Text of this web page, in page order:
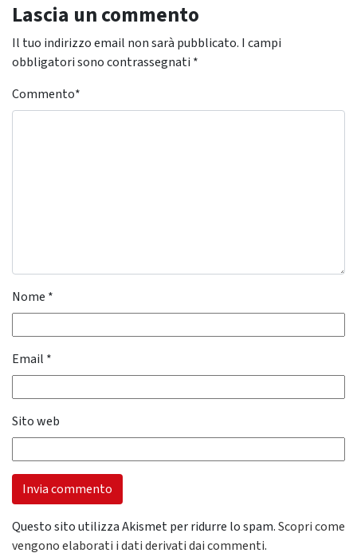
Lascia un commento
Il tuo indirizzo email non sarà pubblicato. I campi
obbligatori sono contrassegnati *
Commento*
Nome *
Email *
Sito web
Questo sito utilizza Akismet per ridurre lo spam.Scopri come
vengono elaborati i dati derivati dai commenti.